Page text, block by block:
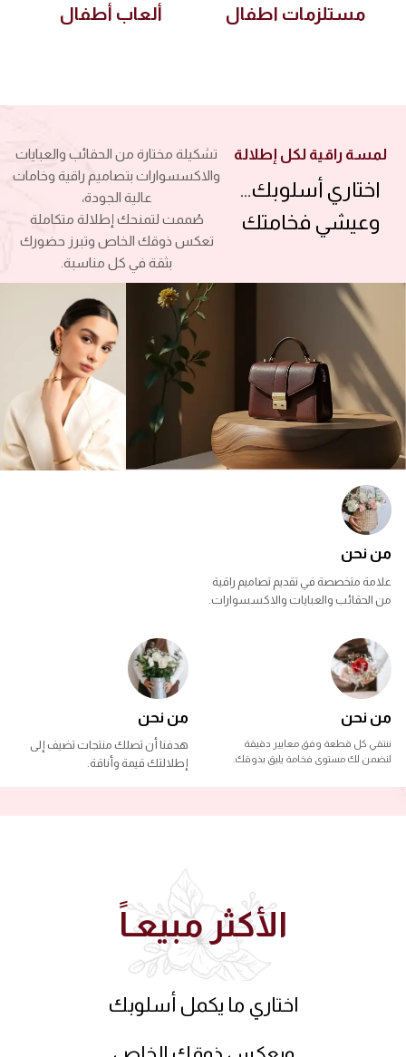
مستلزمات اطفال ألعاب أطفال
لمسة راقية لكل إطلالة
اختاري أسلوبك…
وعيشي فخامتك
تشكيلة مختارة من الحقائب والعبايات
والاكسسوارات بتصاميم راقية وخامات
عالية الجودة،
صُممت لتمنحك إطلالة متكاملة
تعكس ذوقك الخاص وتبرز حضورك
بثقة في كل مناسبة.
من نحن
علامة متخصصة في تقديم تصاميم راقية
من الحقائب والعبايات والاكسسوارات.
من نحن
ننتقي كل قطعة وفق معايير دقيقة
لنضمن لك مستوى فخامة يليق بذوقك.
من نحن
هدفنا أن تصلك منتجات تضيف إلى
إطلالتك قيمة وأناقة.
الأكثر مبيعـاً
اختاري ما يكمل أسلوبك